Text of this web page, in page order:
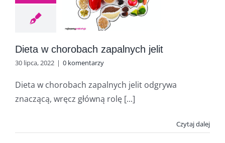
Dieta w chorobach zapalnych jelit
30 lipca, 2022 | 0 komentarzy
Dieta w chorobach zapalnych jelit odgrywa
znaczącą, wręcz główną rolę [...]
Czytaj dalej